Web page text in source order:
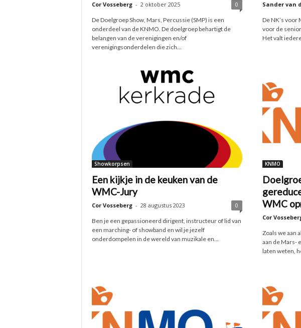
Cor Vosseberg - 2 oktober 2025 0
De Doelgroep Show, Mars, Percussie (SMP) is een
onderdeel van de KNMO. De doelgroep behartigt de
belangen van de verenigingen en/of
verenigingsonderdelen die zich...
Sander van
De NK’s voor
voor de
Het valt
Showkorpsen
Een kijkje in de keuken van de
WMC-Jury
Cor Vosseberg - 28 augustus 2023 0
Ben je een gepassioneerd dirigent, instructeur of lid van
een marching- of showband en wil je jezelf
onderdompelen in de wereld van muzikale en...
KNMO
WMC
Cor
Zoals we aan
aan de Mars-
laten weten,